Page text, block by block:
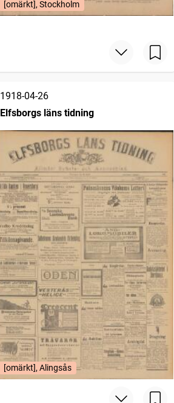
[omärkt], Stockholm
1918-04-26
Elfsborgs läns tidning
[omärkt], Alingsås